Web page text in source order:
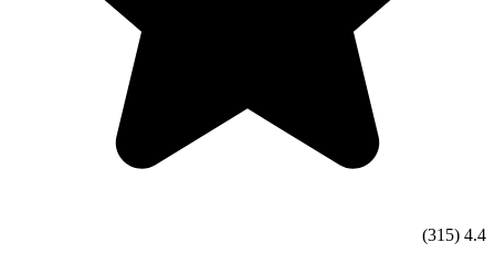
4.4
(315)